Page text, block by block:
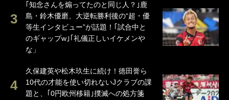
｢知念さんを煽ってたのと同じ人？｣鹿
島・鈴木優磨、大逆転勝利後の“超・優
等生インタビュー”が話題！｢試合中と
のギャップw｣｢礼儀正しいイケメンや
な」
久保建英や松木玖生に続け！徳田誉ら
10代の才能を使い切れないJクラブの課
題と、｢0円欧州移籍｣撲滅への処方箋